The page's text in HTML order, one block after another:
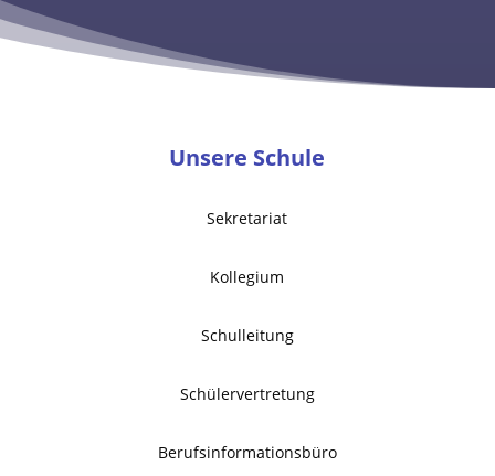
Unsere Schule
Sekretariat
Kollegium
Schulleitung
Schülervertretung
Berufsinformationsbüro